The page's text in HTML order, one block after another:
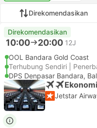
Direkomendasikan
Direkomendasikan
10:00 20:00 12J
OOL Bandara Gold Coast
Terhubung Sendiri |
DPS Denpasar Bandara,
Jetstar